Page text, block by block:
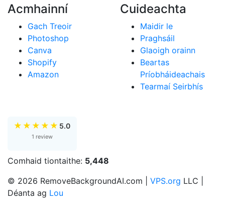
Acmhainní
Gach Treoir
Photoshop
Canva
Shopify
Amazon
Cuideachta
Maidir le
Praghsáil
Glaoigh orainn
Beartas
Príobháideachais
Tearmaí Seirbhís
★ ★ ★ ★ ★ 5.0
1 review
Comhaid tiontaithe: 5,448
© 2026 RemoveBackgroundAI.com | VPS.org LLC |
Déanta ag Lou